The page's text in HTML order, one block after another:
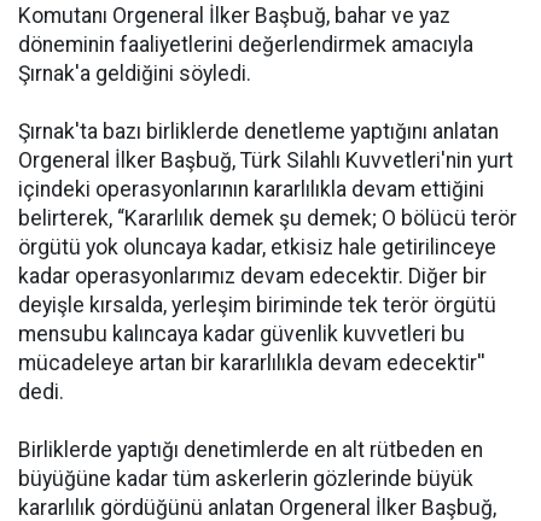
Komutanı Orgeneral İlker Başbuğ, bahar ve yaz
döneminin faaliyetlerini değerlendirmek amacıyla
Şırnak'a geldiğini söyledi.
Şırnak'ta bazı birliklerde denetleme yaptığını anlatan
Orgeneral İlker Başbuğ, Türk Silahlı Kuvvetleri'nin yurt
içindeki operasyonlarının kararlılıkla devam ettiğini
belirterek, “Kararlılık demek şu demek; O bölücü terör
örgütü yok oluncaya kadar, etkisiz hale getirilinceye
kadar operasyonlarımız devam edecektir. Diğer bir
deyişle kırsalda, yerleşim biriminde tek terör örgütü
mensubu kalıncaya kadar güvenlik kuvvetleri bu
mücadeleye artan bir kararlılıkla devam edecektir''
dedi.
Birliklerde yaptığı denetimlerde en alt rütbeden en
büyüğüne kadar tüm askerlerin gözlerinde büyük
kararlılık gördüğünü anlatan Orgeneral İlker Başbuğ,